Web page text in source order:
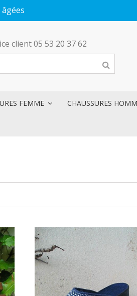
client 05 53 20 37 62
FEMME CHAUSSURES